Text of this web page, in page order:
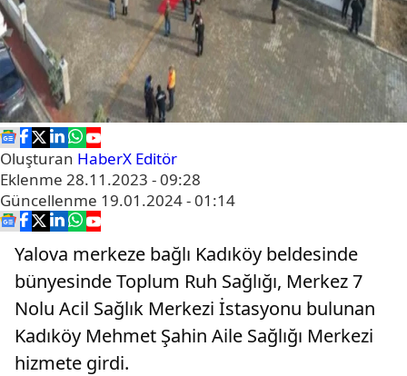
Oluşturan HaberX Editör
Eklenme 28.11.2023 - 09:28
Güncellenme 19.01.2024 - 01:14
Yalova merkeze bağlı Kadıköy beldesinde
bünyesinde Toplum Ruh Sağlığı, Merkez 7
Nolu Acil Sağlık Merkezi İstasyonu bulunan
Kadıköy Mehmet Şahin Aile Sağlığı Merkezi
hizmete girdi.